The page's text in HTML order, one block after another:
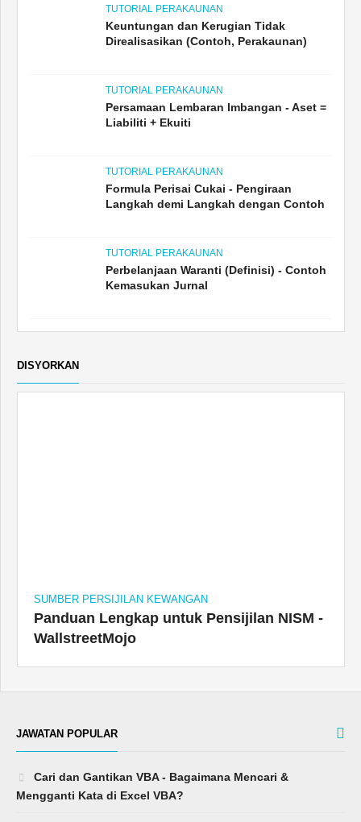
TUTORIAL PERAKAUNAN
Keuntungan dan Kerugian Tidak
Direalisasikan (Contoh, Perakaunan)
TUTORIAL PERAKAUNAN
Persamaan Lembaran Imbangan - Aset =
Liabiliti + Ekuiti
TUTORIAL PERAKAUNAN
Formula Perisai Cukai - Pengiraan
Langkah demi Langkah dengan Contoh
TUTORIAL PERAKAUNAN
Perbelanjaan Waranti (Definisi) - Contoh
Kemasukan Jurnal
DISYORKAN
SUMBER PERSIJILAN KEWANGAN
Panduan Lengkap untuk Pensijilan NISM -
WallstreetMojo
JAWATAN POPULAR
Cari dan Gantikan VBA - Bagaimana Mencari &
Mengganti Kata di Excel VBA?